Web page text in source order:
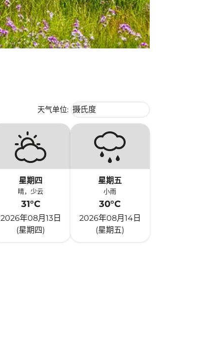
天气单位: Weather unit option 摄氏度
摄氏度
keyboard_arrow_down
星期四
晴，少云
31°C
2026年08月13日
(星期四)
星期五
小雨
30°C
2026年08月14日
(星期五)